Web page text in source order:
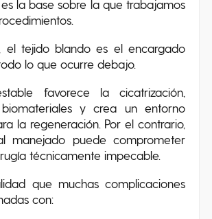
la base sobre la que trabajamos
el tejido blando es el encargado
lo que ocurre debajo.
favorece la cicatrización,
y crea un entorno
la regeneración. Por el contrario,
manejado puede comprometer
técnicamente impecable.
que muchas complicaciones
con: